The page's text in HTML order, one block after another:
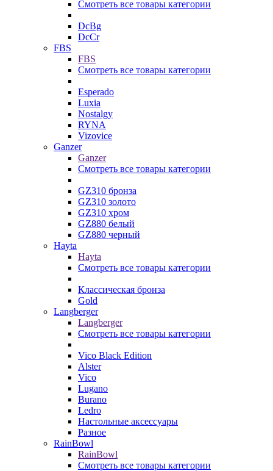
Смотреть все товары категории
DcBg
DcCr
FBS
FBS
Смотреть все товары категории
Esperado
Luxia
Nostalgy
RYNA
Vizovice
Ganzer
Ganzer
Смотреть все товары категории
GZ310 бронза
GZ310 золото
GZ310 хром
GZ880 белый
GZ880 черный
Hayta
Hayta
Смотреть все товары категории
Классическая бронза
Gold
Langberger
Langberger
Смотреть все товары категории
Vico Black Edition
Alster
Vico
Lugano
Burano
Ledro
Настольные аксессуары
Разное
RainBowl
RainBowl
Смотреть все товары категории